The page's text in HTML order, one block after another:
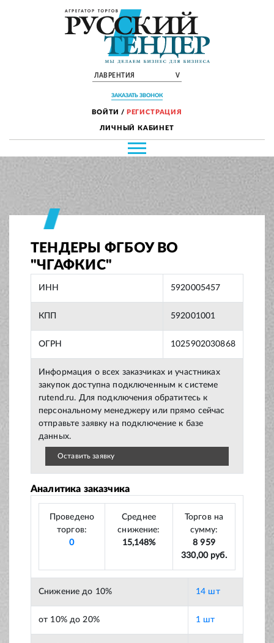
ЛАВРЕНТИЯ V
ЗАКАЗАТЬ ЗВОНОК
ВОЙТИ / РЕГИСТРАЦИЯ
ЛИЧНЫЙ КАБИНЕТ
ТЕНДЕРЫ ФГБОУ ВО
"ЧГАФКИС"
ИНН 5920005457
КПП 592001001
ОГРН 1025902030868
Информация о всех заказчиках и участниках
закупок доступна подключенным к системе
rutend.ru. Для подключения обратитесь к
персональному менеджеру или прямо сейчас
отправьте заявку на подключение к базе
данных.
Оставить заявку
Аналитика заказчика
Проведено
торгов:
0
Среднее
снижение:
15,148%
Торгов на
сумму:
8 959
330,00 руб.
Снижение до 10% 14 шт
от 10% до 20% 1 шт